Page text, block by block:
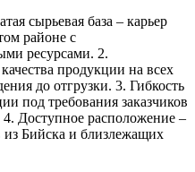
сырьевая база – карьер
районе с
ресурсами. 2.
продукции на всех
до отгрузки. 3. Гибкость
под требования заказчиков
4. Доступное расположение –
из Бийска и близлежащих